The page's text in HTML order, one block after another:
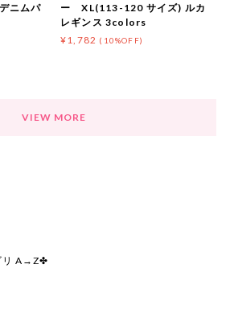
ニムパ
ー XL(113-120 サイズ) ルカ
レギンス 3colors
¥1,782 (10%OFF)
VIEW MORE
リ A→Z✤